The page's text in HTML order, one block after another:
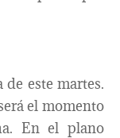
este martes.
el momento
En el plano